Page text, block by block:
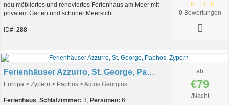
neu möbliertes und renoviertes Ferienhaus am Meer mit
privatem Garten und schöner Meersicht
ID#: 288
0Bewertungen
Ferienhäuser Azzurro, St. George, Paphos, Zypern
Europa > Zypern > Paphos > Agios Georgios
Ferienhaus, Schlafzimmer: 3, Personen: 6
ab
€79
/Nacht